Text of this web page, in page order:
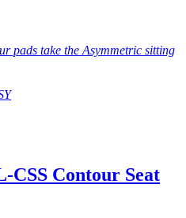
pads take the Asymmetric sitting
Contour Seat